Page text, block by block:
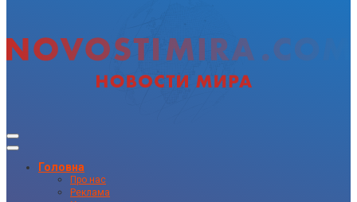
Головна
Про нас
Реклама